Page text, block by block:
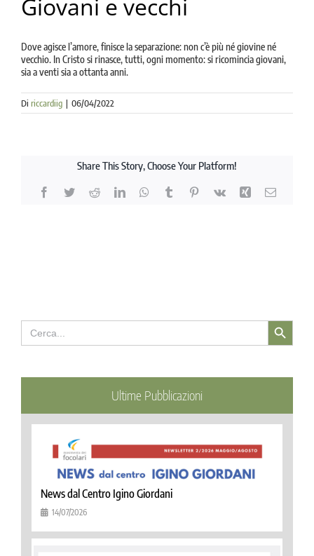
Giovani e vecchi
Dove agisce l’amore, finisce la separazione: non c’è più né giovine né
vecchio. In Cristo si rinasce, tutti, ogni momento: si ricomincia giovani,
sia a venti sia a ottanta anni.
Di riccardiig | 06/04/2022
Share This Story, Choose Your Platform!
Facebook
TwitterRedditLinkedInWhatsApp
TumblrPinterest
Vk Xing Email
Search
for:
Search Button
Ultime Pubblicazioni
News dal Centro Igino Giordani
14/07/2026